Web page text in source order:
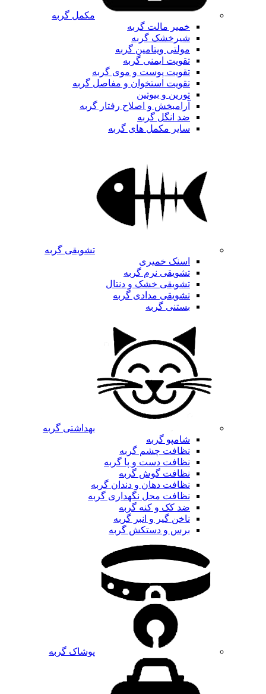
مکمل گربه
خمیر مالت گربه
شیرخشک گربه
مولتی ویتامین گربه
تقویت ایمنی گربه
تقویت پوست و موی گربه
تقویت استخوان و مفاصل گربه
تورین و بیوتین
آرامبخش و اصلاح رفتار گربه
ضد انگل گربه
سایر مکمل های گربه
تشویقی گربه
اسنک خمیری
تشویقی نرم گربه
تشویقی خشک و دنتال
تشویقی مدادی گربه
بستنی گربه
بهداشتی گربه
شامپو گربه
نظافت چشم گربه
نظافت دست و پا گربه
نظافت گوش گربه
نظافت دهان و دندان گربه
نظافت محل نگهداری گربه
ضد کک و کنه گربه
ناخن گیر و انبر گربه
برس و دستکش گربه
پوشاک گربه